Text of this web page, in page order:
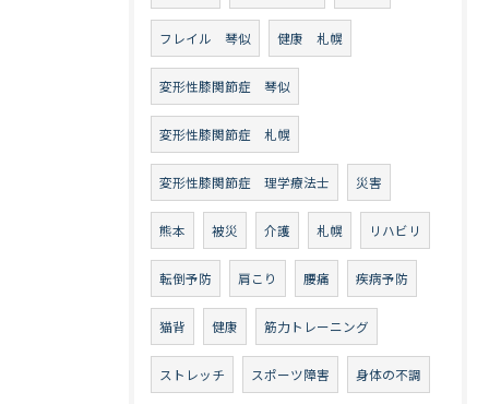
フレイル 琴似 健康 札幌
変形性膝関節症 琴似
変形性膝関節症 札幌
変形性膝関節症 理学療法士 災害
熊本 被災 介護 札幌 リハビリ
転倒予防 肩こり 腰痛 疾病予防
猫背 健康 筋力トレーニング
ストレッチ スポーツ障害 身体の不調